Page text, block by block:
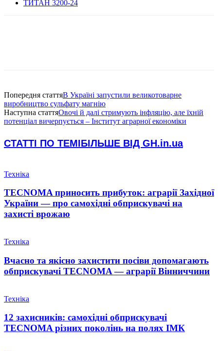
ТИТАН 3200-24
Попередня статтяВ Україні запустили великотоварне
виробництво сульфату магнію
Наступна статтяОвочі й далі стримують інфляцію, але їхній
потенціал вичерпується – Інститут аграрної економіки
СТАТТІ ПО ТЕМІБІЛЬШЕ ВІД GH.in.ua
Техніка
TECNOMA приносить прибуток: аграрії Західної
України — про самохідні обприскувачі на
захисті врожаю
Техніка
Вчасно та якісно захистити посіви допомагають
обприскувачі TECNOMA — аграрії Вінниччини
Техніка
12 захисників: самохідні обприскувачі
TECNOMA різних поколінь на полях ІМК